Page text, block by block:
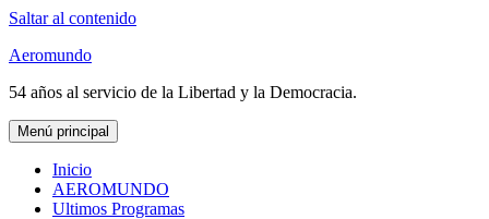
Saltar al contenido
Aeromundo
54 años al servicio de la Libertad y la Democracia.
Menú principal
Inicio
AEROMUNDO
Ultimos Programas